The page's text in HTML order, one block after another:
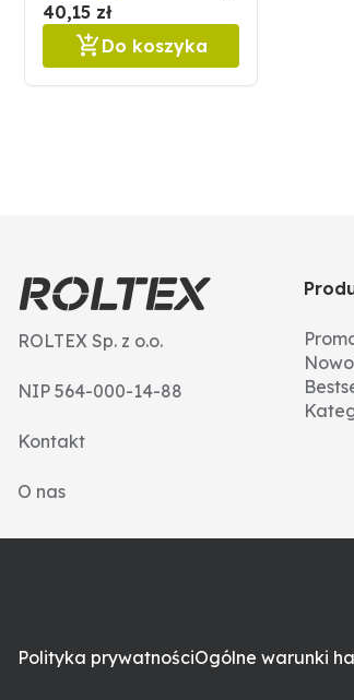
40,15 zł
Do koszyka
ROLTEX Sp. z o.o.
NIP 564-000-14-88
Kontakt
O nas
Polityka prywatnościOgólne warunki